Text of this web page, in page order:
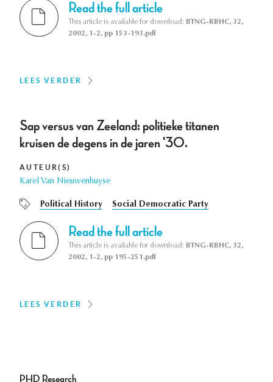
Read the full article
This article is available for download: BTNG-RBHC, 32,
2002, 1-2, pp 153-193.pdf
LEES VERDER
Sap versus van Zeeland: politieke titanen
kruisen de degens in de jaren '30.
AUTEUR(S)
Karel Van Nieuwenhuyse
Political History Social Democratic Party
Read the full article
This article is available for download: BTNG-RBHC, 32,
2002, 1-2, pp 195-251.pdf
LEES VERDER
PHD Research